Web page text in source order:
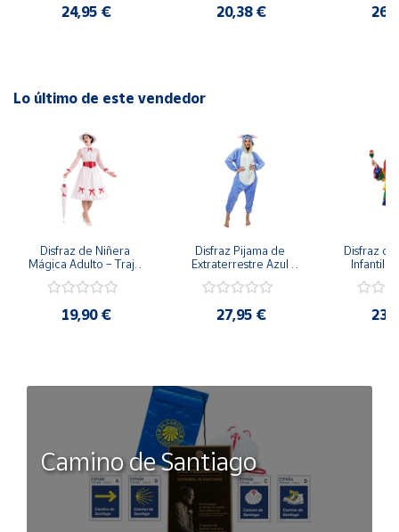
imágenes.
24,95 € 20,38 €
Lo último de este vendedor
Disfraz de Niñera
Mágica Adulto – Traje
de Mary Poppins con
(3 Piezas)
19,90 €
Disfraz Pijama de
Extraterrestre Azul
Kigurumi de
27,95 €
Disfraz de
Infantil –
Camino de Santiago